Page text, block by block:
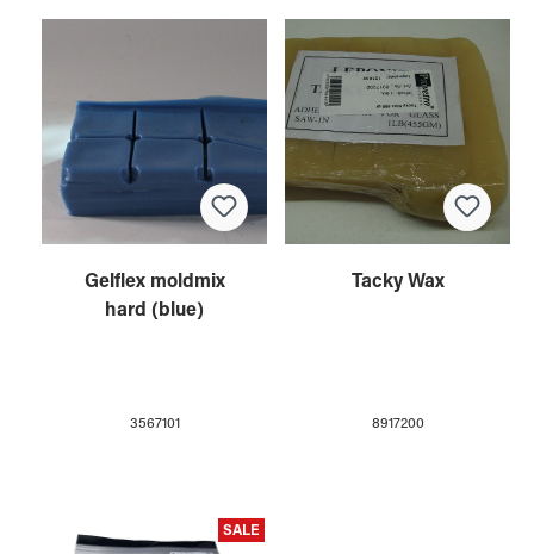
Gelflex moldmix
hard (blue)
3567101
Tacky Wax
8917200
SALE